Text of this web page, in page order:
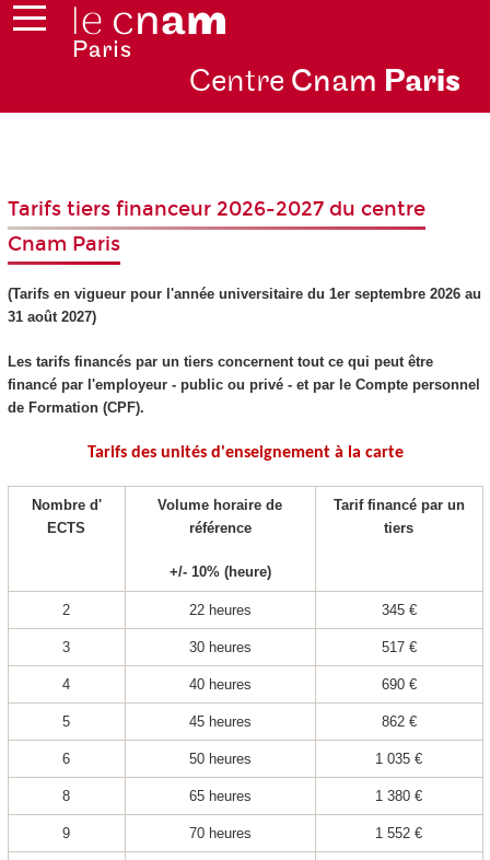
Centre Cnam Paris
Tarifs tiers financeur 2026-2027 du centre
Cnam Paris
(Tarifs en vigueur pour l'année universitaire du 1er septembre 2026 au
31 août 2027)
Les tarifs financés par un tiers concernent tout ce qui peut être
financé par l'employeur - public ou privé - et par le Compte personnel
de Formation (CPF).
Tarifs des unités d'enseignementà la carte
Nombre d'
ECTS
Volume horaire de
référence
+/‐ 10% (heure)
Tarif financé par un
tiers
2 22 heures 345 €
3 30 heures 517 €
4 40 heures 690 €
5 45 heures 862 €
6 50 heures 1 035 €
8 65 heures 1 380 €
9 70 heures 1 552 €